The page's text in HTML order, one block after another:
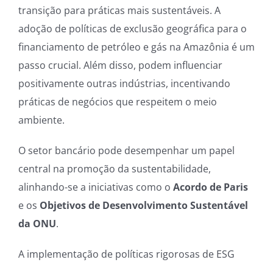
transição para práticas mais sustentáveis. A
adoção de políticas de exclusão geográfica para o
financiamento de petróleo e gás na Amazônia é um
passo crucial. Além disso, podem influenciar
positivamente outras indústrias, incentivando
práticas de negócios que respeitem o meio
ambiente.
O setor bancário pode desempenhar um papel
central na promoção da sustentabilidade,
alinhando-se a iniciativas como o Acordo de Paris
e os Objetivos de Desenvolvimento Sustentável
da ONU.
A implementação de políticas rigorosas de ESG